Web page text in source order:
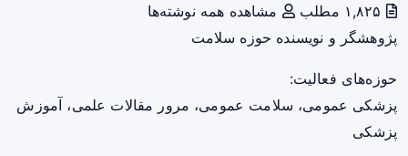
مشاهده همه نوشته‌ها
پژوهشگر و نویسنده حوزه سلامت
حوزه‌های فعالیت:
پزشکی عمومی، سلامت عمومی، مرور مقالات علمی، آموزش
پزشکی